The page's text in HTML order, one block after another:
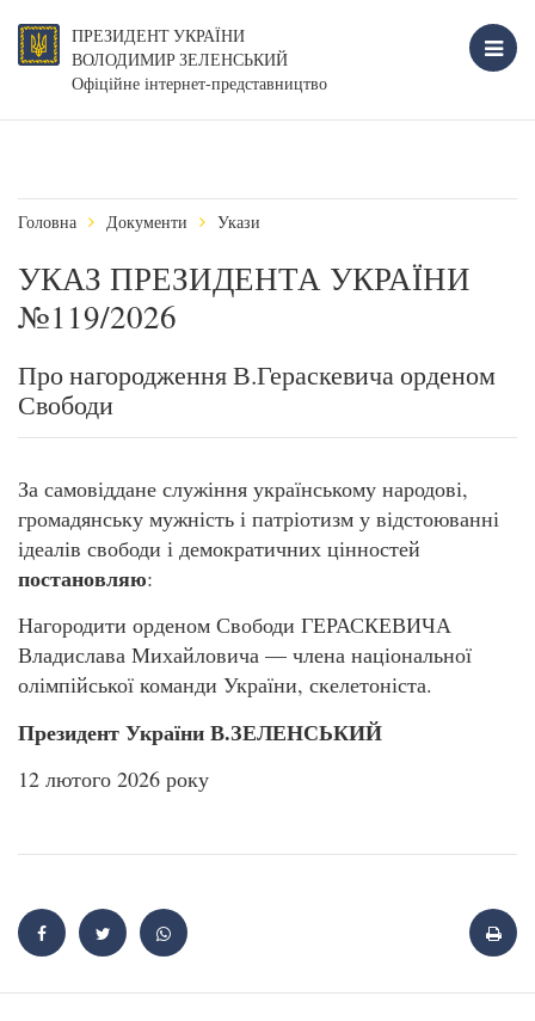
ПРЕЗИДЕНТ УКРАЇНИ
ВОЛОДИМИР ЗЕЛЕНСЬКИЙ
Офіційне інтернет-представництво
Головна Документи Укази
УКАЗ ПРЕЗИДЕНТА УКРАЇНИ
№119/2026
Про нагородження В.Гераскевича орденом
Свободи
За самовіддане служіння українському народові,
громадянську мужність і патріотизм у відстоюванні
ідеалів свободи і демократичних цінностей
постановляю:
Нагородити орденом Свободи ГЕРАСКЕВИЧА
Владислава Михайловича — члена національної
олімпійської команди України, скелетоніста.
Президент України В.ЗЕЛЕНСЬКИЙ
12 лютого 2026 року